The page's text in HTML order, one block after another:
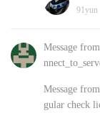
91yun
Message
Message
gular check